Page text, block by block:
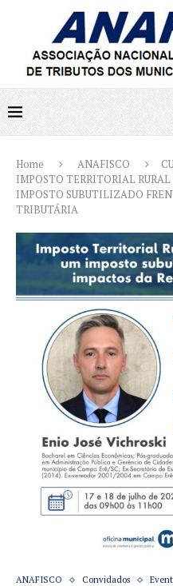
Home ANAFISCO
IMPOSTO TERRITORIAL
IMPOSTO SUBUTILIZADO
TRIBUTÁRIA
ANAFISCO Convidados